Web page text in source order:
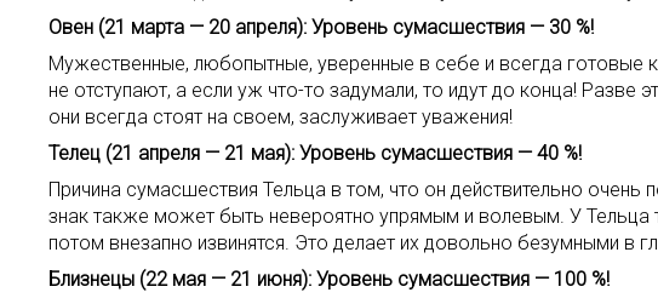
Овен (21 марта — 20 апреля): Уровень сумасшествия — 30 %!
Мужественные, любопытные, уверенные в себе и всегда
не отступают, а если уж что-то задумали, то идут до конца!
они всегда стоят на своем, заслуживает уважения!
Телец (21 апреля — 21 мая): Уровень сумасшествия — 40 %!
Причина сумасшествия Тельца в том, что он действительно
знак также может быть невероятно упрямым и волевым. У Тельца
потом внезапно извинятся. Это делает их довольно безумными в
Близнецы (22 мая — 21 июня): Уровень сумасшествия — 100 %!